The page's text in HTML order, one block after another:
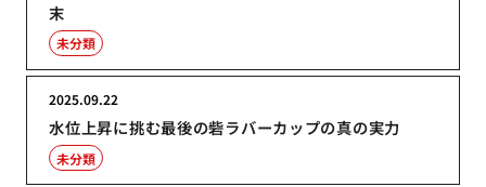
末
未分類
水位上昇に挑む最後の砦ラバーカップの真の実力
2025.09.22
未分類